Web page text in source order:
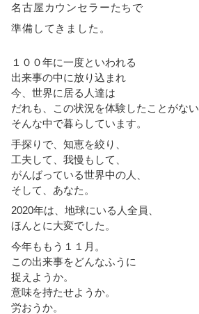
名古屋カウンセラーたちで
準備してきました。
１００年に一度といわれる
出来事の中に放り込まれ
今、世界に居る人達は
だれも、この状況を体験したことがない
そんな中で暮らしています。
手探りで、知恵を絞り、
工夫して、我慢もして、
がんばっている世界中の人、
そして、あなた。
2020年は、地球にいる人全員、
ほんとに大変でした。
今年ももう１１月。
この出来事をどんなふうに
捉えようか。
意味を持たせようか。
労おうか。